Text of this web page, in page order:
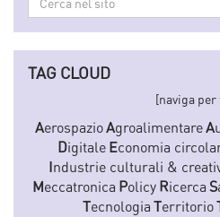
nel
sito
TAG CLOUD
[naviga per
AerospazioAgroalimentareA
Digitale Economia
Industrie culturali &
Meccatronica Policy Ricerca S
Tecnologia Territorio